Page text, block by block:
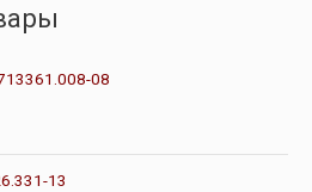
08
13